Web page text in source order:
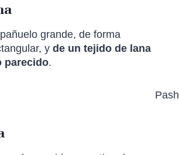
grande, de forma
y de un tejido de lana
parecido.